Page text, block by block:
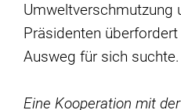
Umweltverschmutzung
Präsidenten
Ausweg für sich suchte.
Eine Kooperation mit